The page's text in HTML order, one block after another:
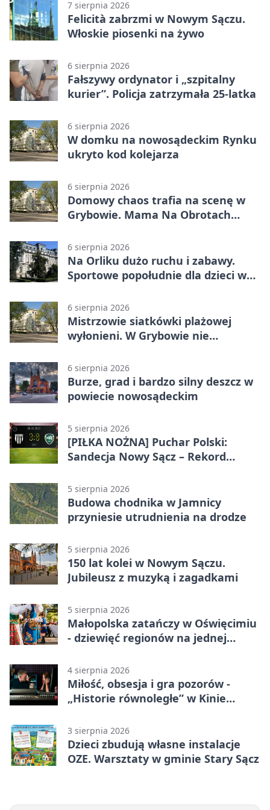
7 sierpnia 2026
Felicità zabrzmi w Nowym Sączu.
Włoskie piosenki na żywo
6 sierpnia 2026
Fałszywy ordynator i „szpitalny
kurier”. Policja zatrzymała 25-latka
6 sierpnia 2026
W domku na nowosądeckim Rynku
ukryto kod kolejarza
6 sierpnia 2026
Domowy chaos trafia na scenę w
Grybowie. Mama Na Obrotach
6 sierpnia 2026
Na Orliku dużo ruchu i zabawy.
Sportowe popołudnie dla dzieci w
6 sierpnia 2026
Mistrzowie siatkówki plażowej
wyłonieni. W Grybowie nie
6 sierpnia 2026
Burze, grad i bardzo silny deszcz w
powiecie nowosądeckim
5 sierpnia 2026
[PIŁKA NOŻNA] Puchar Polski:
Sandecja Nowy Sącz – Rekord
5 sierpnia 2026
Budowa chodnika w Jamnicy
przyniesie utrudnienia na drodze
5 sierpnia 2026
150 lat kolei w Nowym Sączu.
Jubileusz z muzyką i zagadkami
5 sierpnia 2026
Małopolska zatańczy w Oświęcimiu
- dziewięć regionów na jednej
4 sierpnia 2026
Miłość, obsesja i gra pozorów -
„Historie równoległe” w Kinie
3 sierpnia 2026
Dzieci zbudują własne instalacje
OZE. Warsztaty w gminie Stary Sącz